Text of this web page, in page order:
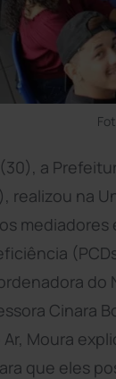
a
realizou na
do
Cinara
Moura
que eles